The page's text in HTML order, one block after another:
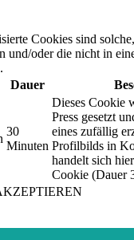
Cookies sind
und/oder die nicht in
Dauer
30
Minuten
Dieses Cookie
Press gesetzt
eines zufällig
Profilbilds in
handelt sich
Cookie (Dauer